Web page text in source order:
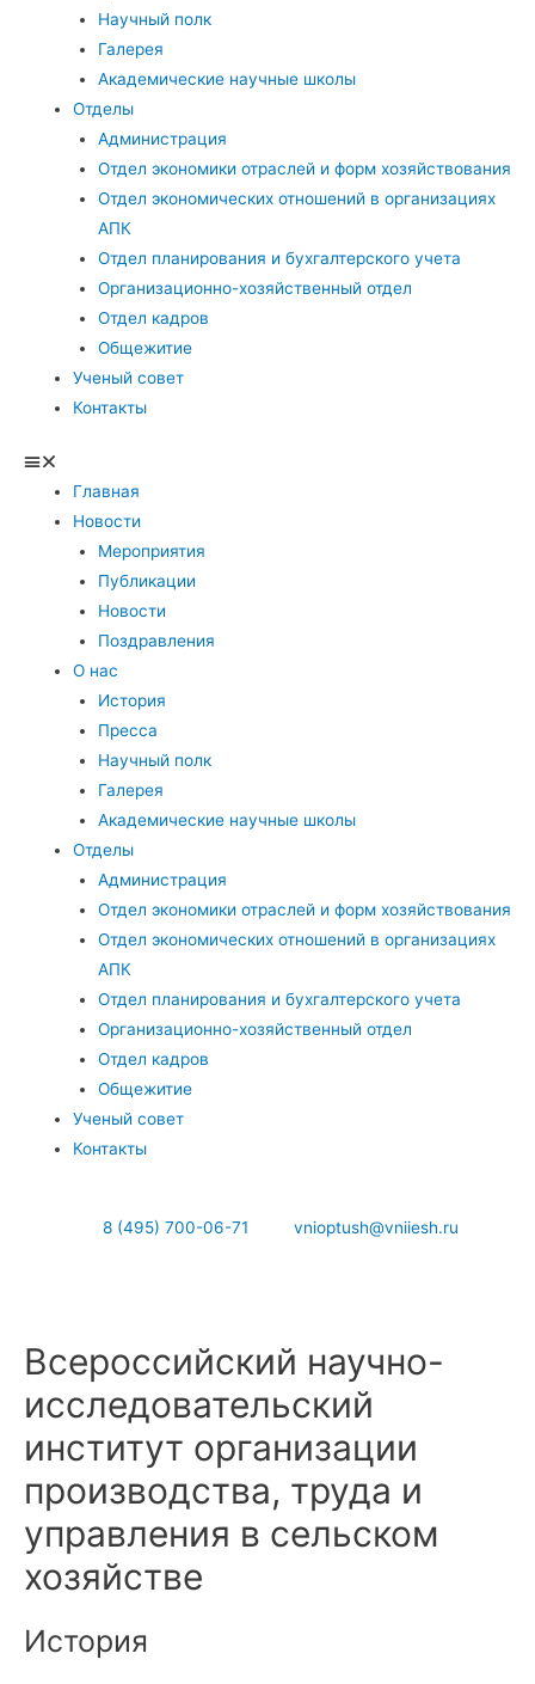
Научный полк
Галерея
Академические научные школы
Отделы
Администрация
Отдел экономики отраслей и форм хозяйствования
Отдел экономических отношений в организациях
АПК
Отдел планирования и бухгалтерского учета
Организационно-хозяйственный отдел
Отдел кадров
Общежитие
Ученый совет
Контакты
Главная
Новости
Мероприятия
Публикации
Новости
Поздравления
О нас
История
Пресса
Научный полк
Галерея
Академические научные школы
Отделы
Администрация
Отдел экономики отраслей и форм хозяйствования
Отдел экономических отношений в организациях
АПК
Отдел планирования и бухгалтерского учета
Организационно-хозяйственный отдел
Отдел кадров
Общежитие
Ученый совет
Контакты
8 (495) 700-06-71 vnioptush@vniiesh.ru
Всероссийский научно-
исследовательский
институт организации
производства, труда и
управления в сельском
хозяйстве
История